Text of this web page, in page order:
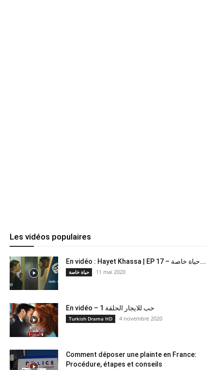
Les vidéos populaires
En vidéo : Hayet Khassa | EP 17 – حياة خاصة...
حياة خاصة 11 mai 2020
En vidéo – حب للايجار الحلقة 1
Turkish Drama HD 4 novembre 2020
Comment déposer une plainte en France:
Procédure, étapes et conseils